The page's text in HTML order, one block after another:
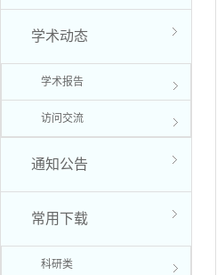
学术动态
学术报告
访问交流
通知公告
常用下载
科研类